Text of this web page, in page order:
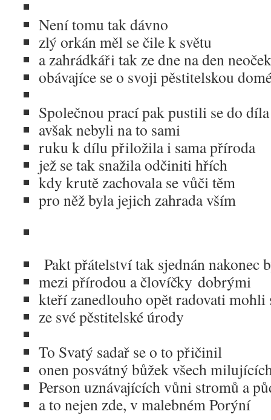
Není tomu tak dávno
zlý orkán měl se čile k světu
a zahrádkáři tak ze dne na den
obávajíce se o svoji pěstitelskou
Společnou prací pak pustili se do díla
avšak nebyli na to sami
ruku k dílu přiložila i sama příroda
jež se tak snažila odčiniti hřích
kdy krutě zachovala se vůči těm
pro něž byla jejich zahrada vším
Pakt přátelství tak sjednán nakonec
mezi přírodou a človíčky dobrými
kteří zanedlouho opět radovati mohli
ze své pěstitelské úrody
To Svatý sadař se o to přičinil
onen posvátný bůžek všech
Person uznávajících vůni stromů a
a to nejen zde, v malebném Porýní